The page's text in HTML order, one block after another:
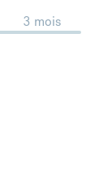
3 mois